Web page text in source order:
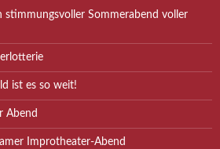
stimmungsvoller Sommerabend voller
ist es so weit!
Abend
Improtheater-Abend